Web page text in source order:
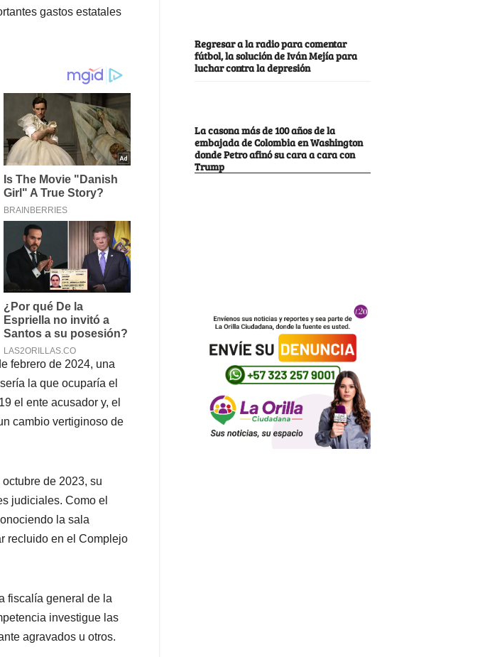
gastos estatales
febrero de 2024, una
la que ocuparía el
el ente acusador y, el
cambio vertiginoso de
de 2023, su
judiciales. Como el
la sala
recluido en el Complejo
fiscalía general de la
investigue las
agravados u otros.
Regresar a la radio para comentar
fútbol, la solución de Iván Mejía para
luchar contra la depresión
La casona más de 100 años de la
embajada de Colombia en Washington
donde Petro afinó su cara a cara con
Trump